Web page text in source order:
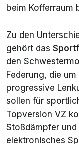
beim Kofferraum
Zu den
gehört das
den
Federung, die
progressive
sollen für
Topversion VZ
Stoßdämpfer und
elektronisches